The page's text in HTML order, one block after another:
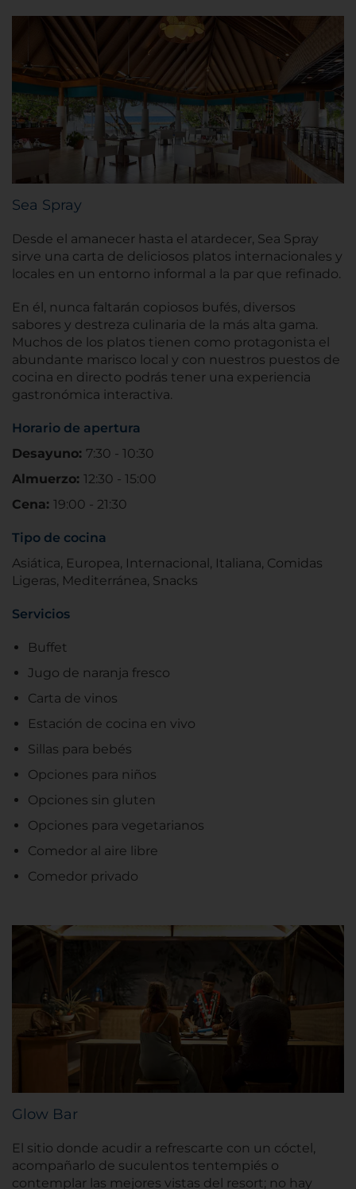
Sea Spray
Desde el amanecer hasta el atardecer, Sea Spray
sirve una carta de deliciosos platos internacionales y
locales en un entorno informal a la par que refinado.
En él, nunca faltarán copiosos bufés, diversos
sabores y destreza culinaria de la más alta gama.
Muchos de los platos tienen como protagonista el
abundante marisco local y con nuestros puestos de
cocina en directo podrás tener una experiencia
gastronómica interactiva.
Horario de apertura
Desayuno: 7:30 - 10:30
Almuerzo: 12:30 - 15:00
Cena: 19:00 - 21:30
Tipo de cocina
Asiática, Europea, Internacional, Italiana, Comidas
Ligeras, Mediterránea, Snacks
Servicios
Buffet
Jugo de naranja fresco
Carta de vinos
Estación de cocina en vivo
Sillas para bebés
Opciones para niños
Opciones sin gluten
Opciones para vegetarianos
Comedor al aire libre
Comedor privado
Glow Bar
El sitio donde acudir a refrescarte con un cóctel,
acompañarlo de suculentos tentempiés o
contemplar las mejores vistas del resort; no hay